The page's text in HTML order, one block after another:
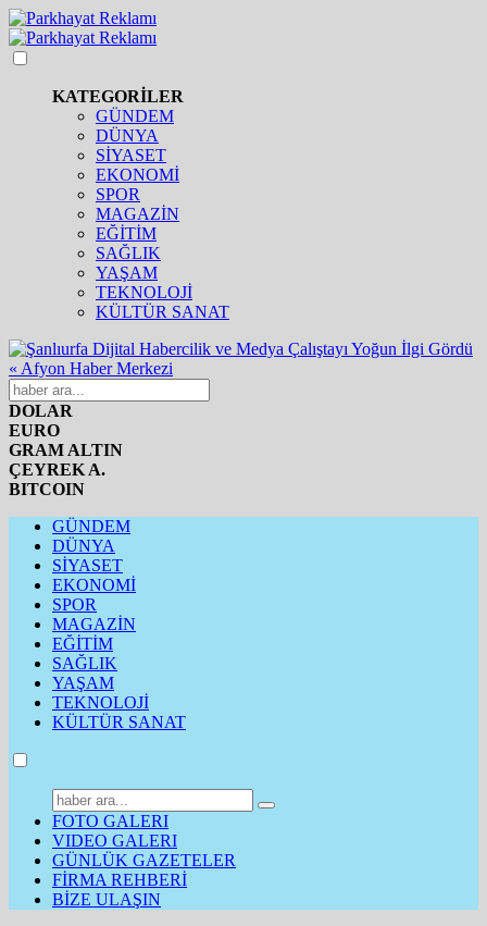
KATEGORİLER
GÜNDEM
DÜNYA
SİYASET
EKONOMİ
SPOR
MAGAZİN
EĞİTİM
SAĞLIK
YAŞAM
TEKNOLOJİ
KÜLTÜR SANAT
DOLAR
EURO
GRAM ALTIN
ÇEYREK A.
BITCOIN
GÜNDEM
DÜNYA
SİYASET
EKONOMİ
SPOR
MAGAZİN
EĞİTİM
SAĞLIK
YAŞAM
TEKNOLOJİ
KÜLTÜR SANAT
FOTO GALERI
VIDEO GALERI
GÜNLÜK GAZETELER
FİRMA REHBERİ
BİZE ULAŞIN